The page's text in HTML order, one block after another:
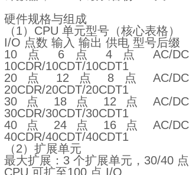
硬件规格与组成
（1）CPU 单元型号（核心表格）
I/O 点数 输入 输出 供电 型号后缀
10 点 6 点 4 点 AC/DC
10CDR/10CDT/10CDT1
20 点 12 点 8 点 AC/DC
20CDR/20CDT/20CDT1
30 点 18 点 12 点 AC/DC
30CDR/30CDT/30CDT1
40 点 24 点 16 点 AC/DC
40CDR/40CDT/40CDT1
（2）扩展单元
最大扩展：3 个扩展单元，30/40 点
CPU 可扩至100 点 I/O